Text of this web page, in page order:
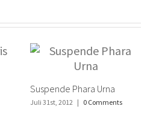
Suspende Phara Urna
Juli 31st, 2012 | 0 Comments